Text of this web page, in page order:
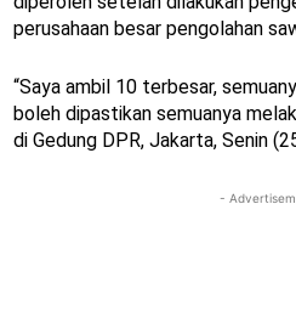
perusahaan besar pengolahan
“Saya ambil 10 terbesar,
boleh dipastikan semuanya
di Gedung DPR, Jakarta, Senin
-